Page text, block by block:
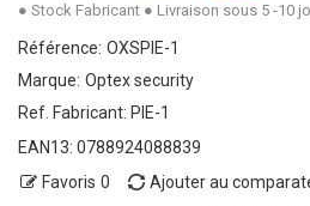
● Stock Fabricant ● Livraison sous 5 -10
Référence: OXSPIE-1
Marque: Optex security
Ref. Fabricant: PIE-1
EAN13: 0788924088839
Favoris 0 Ajouter au